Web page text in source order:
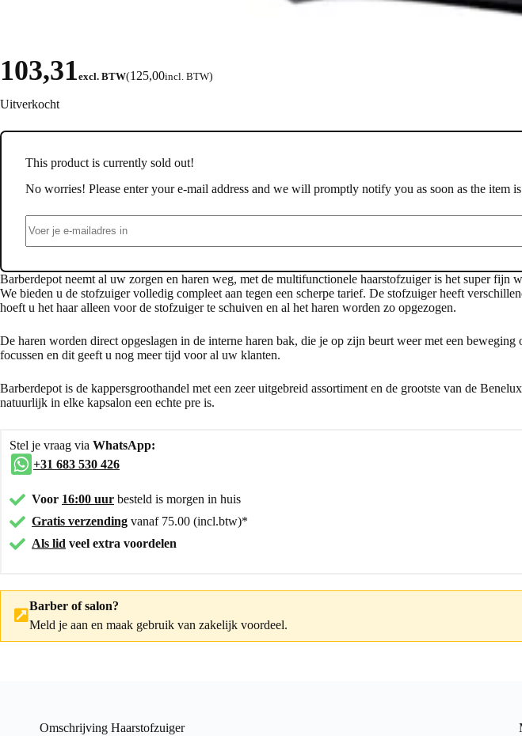
103,31excl. BTW(125,00incl. BTW)
Uitverkocht
This product is currently sold out!
No worries! Please enter your e-mail address and we will promptly notify you as soon as the item
Barberdepot neemt al uw zorgen en haren weg, met de multifunctionele haarstofzuiger is het super fijn
We bieden u de stofzuiger volledig compleet aan tegen een scherpe tarief. De stofzuiger heeft
hoeft u het haar alleen voor de stofzuiger te schuiven en al het haren worden zo opgezogen.
De haren worden direct opgeslagen in de interne haren bak, die je op zijn beurt weer met een
focussen en dit geeft u nog meer tijd voor al uw klanten.
Barberdepot is de kappersgroothandel met een zeer uitgebreid assortiment en de grootste van de
natuurlijk in elke kapsalon een echte pre is.
Stel je vraag via WhatsApp:
+31 683 530 426
Voor 16:00 uur besteld is morgen in huis
Gratis verzending vanaf 75.00 (incl.btw)*
Als lid veel extra voordelen
Barber of salon?
Meld je aan en maak gebruik van zakelijk voordeel.
Omschrijving Haarstofzuiger